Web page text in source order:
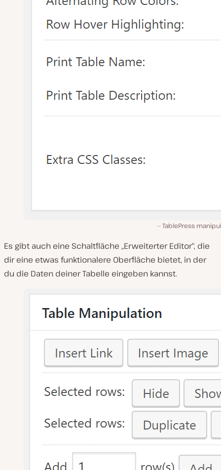
TablePress
Es gibt auch eine Schaltfläche „Erweiterter Editor“, die
dir eine etwas funktionalere Oberfläche bietet, in der
du die Daten deiner Tabelle eingeben kannst.